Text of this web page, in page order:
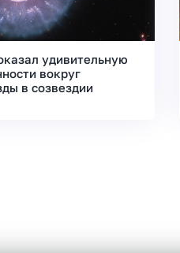
удивительную
вокруг
в созвездии